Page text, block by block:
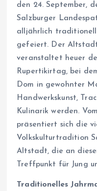
den 24. September,
Salzburger
alljährlich
gefeiert. Der
veranstaltet heuer
Rupertikirtag, bei
Dom in gewohnter
Handwerkskunst,
Kulinarik werden.
präsentiert sich die
Volkskulturtradition
Altstadt, die an
Treffpunkt für Jung
Traditionelles